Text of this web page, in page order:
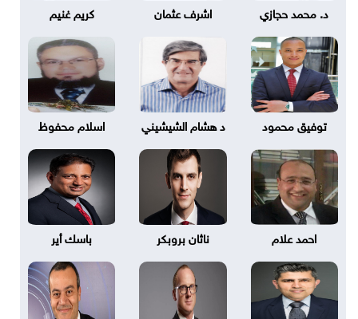
د. محمد حجازي اشرف عثمان كريم غنيم
توفيق محمود د هشام الشيشيني اسلام محفوظ
احمد علام ناثان بروبكر باسك أير